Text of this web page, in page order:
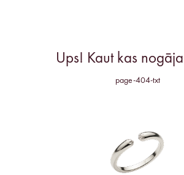
Ups! Kaut kas
page-404-txt